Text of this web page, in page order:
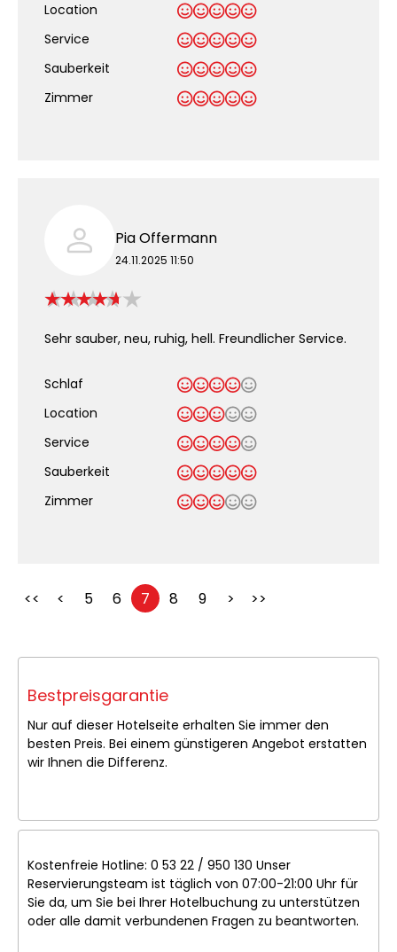
Location
Service
Sauberkeit
Zimmer
Pia Offermann
24.11.2025 11:50
Sehr sauber, neu, ruhig, hell. Freundlicher Service.
Schlaf
Location
Service
Sauberkeit
Zimmer
<< < 5 6 7 8 9 > >>
Bestpreisgarantie
Nur auf dieser Hotelseite erhalten Sie immer den
besten Preis. Bei einem günstigeren Angebot erstatten
wir Ihnen die Differenz.
Kostenfreie Hotline: 0 53 22 / 950 130 Unser
Reservierungsteam ist täglich von 07:00-21:00 Uhr für
Sie da, um Sie bei Ihrer Hotelbuchung zu unterstützen
oder alle damit verbundenen Fragen zu beantworten.